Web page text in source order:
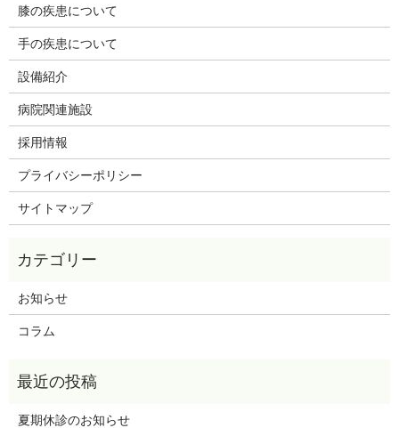
膝の疾患について
手の疾患について
設備紹介
病院関連施設
採用情報
プライバシーポリシー
サイトマップ
お知らせ
コラム
夏期休診のお知らせ